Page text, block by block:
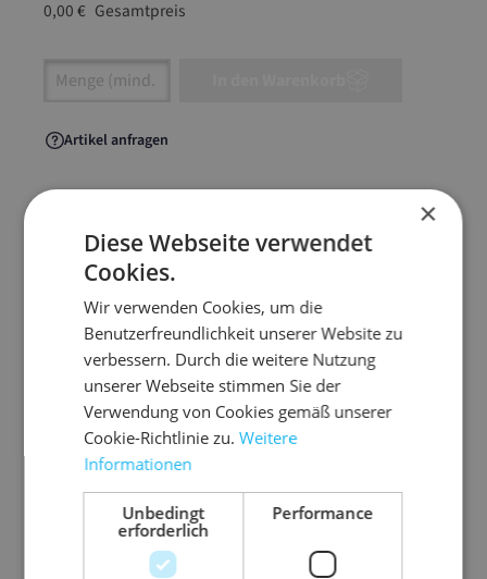
0,00 € Gesamtpreis
Artikel Anzahl: Gib den gewünschten Wert
Artikel anfragen
Artikelinformationen
Extrem preiswerte Versandverpackung für den
sicheren Versand von Büchern, Spielen, Textilien
und vielem mehr.
Qwikwell - Millionenfach bewährte
Wickelverpackung aus stabiler Recycling-
Wellpappe mit sicherer Verschlussklebung.
variable Füllhöhe
umlaufender Kantenschutz
sicherer Selbstklebeverschluss
×
Diese Webseite verwendet
Cookies.
Wir verwenden Cookies, um die
Benutzerfreundlichkeit unserer Website zu
verbessern. Durch die weitere Nutzung
unserer Webseite stimmen Sie der
Verwendung von Cookies gemäß unserer
Cookie-Richtlinie zu.Weitere
Informationen
Unbedingt
erforderlich
Performance